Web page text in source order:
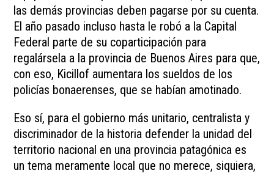
las demás provincias deben pagarse por su cuenta.
El año pasado incluso hasta le robó a la Capital
Federal parte de su coparticipación para
regalársela a la provincia de Buenos Aires para que,
con eso, Kicillof aumentara los sueldos de los
policías bonaerenses, que se habían amotinado.
Eso sí, para el gobierno más unitario, centralista y
discriminador de la historia defender la unidad del
territorio nacional en una provincia patagónica es
un tema meramente local que no merece, siquiera,